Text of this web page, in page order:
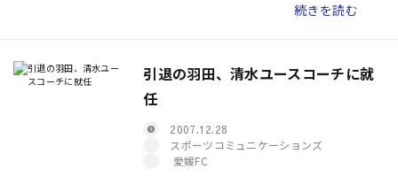
続きを読む
引退の羽田、清水ユースコーチに就
任
2007.12.28
スポーツコミュニケーションズ
愛媛FC